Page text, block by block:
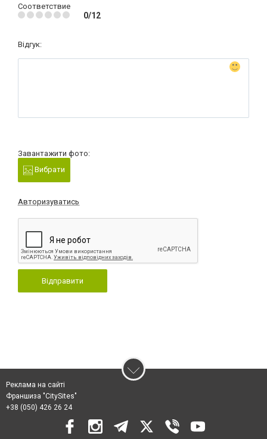
Соответствие
0/12
Відгук:
Завантажити фото:
Вибрати
Авторизуватись
Відправити
Реклама на сайті
Франшиза "CitySites"
+38 (050) 426 26 24